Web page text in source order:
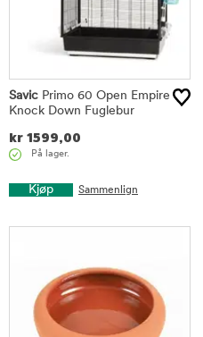
Savic Primo 60 Open Empire
Knock Down Fuglebur
kr 1599,00
På lager.
Kjøp Sammenlign